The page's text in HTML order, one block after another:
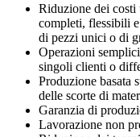
Riduzione dei costi
completi, flessibili
di pezzi unici o di
Operazioni
singoli clienti o
Produzione basata
delle scorte di
Garanzia di
Lavorazione non